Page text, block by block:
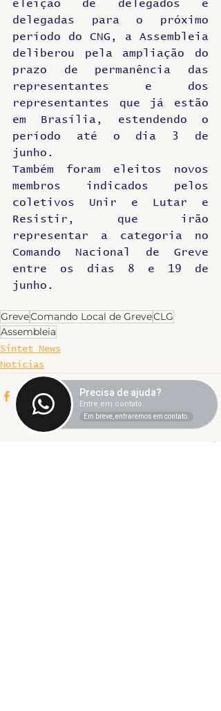
eleição de delegados e
delegadas para o próximo
período do CNG, a Assembleia
deliberou pela ampliação do
prazo de permanência das
representantes e dos
representantes que já estão
em Brasília, estendendo o
período até o dia 3 de
junho.
Também foram eleitos novos
membros indicados pelos
coletivos Unir e Lutar e
Resistir, que irão
representar a categoria no
Comando Nacional de Greve
entre os dias 8 e 19 de
junho.
GreveComando Local de GreveCLG
Assembleia
Sintet News
Notícias
Precisa de ajuda?
Entre em contato.
Em breve, entraremos em contato.